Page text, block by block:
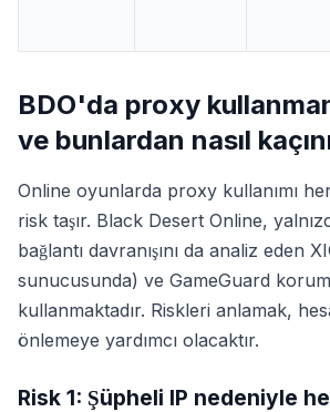
BDO'da proxy
ve bunlardan nasıl
Online oyunlarda proxy kullanımı
risk taşır. Black Desert Online,
bağlantı davranışını da analiz eden
sunucusunda) ve GameGuard
kullanmaktadır. Riskleri anlamak,
önlemeye yardımcı olacaktır.
Risk 1: Şüpheli IP nedeniyle